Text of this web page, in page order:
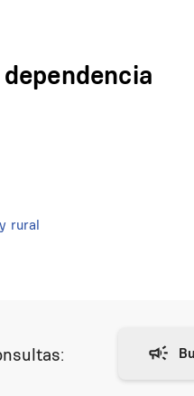
rural